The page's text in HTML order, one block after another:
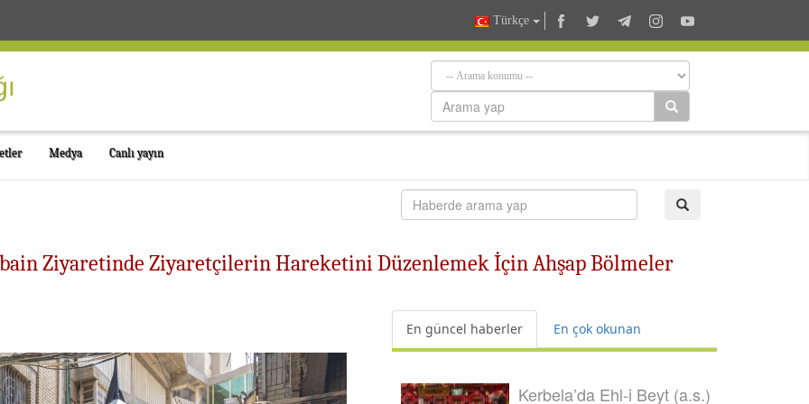
Türkçe
Medya Canlı yayın
Ziyaretinde Ziyaretçilerin Hareketini Düzenlemek İçin Ahşap Bölmeler
En güncel haberler En çok okunan
Kerbela’da Ehl-i Beyt (a.s.)